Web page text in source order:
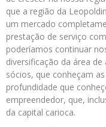
que a região da
um mercado
prestação de serviço
poderíamos continuar
diversificação da área
sócios, que conheçam
profundidade que
empreendedor, que,
da capital carioca.